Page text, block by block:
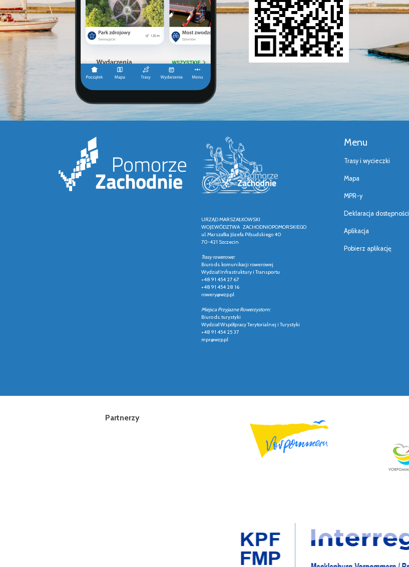
URZĄD MARSZAŁKOWSKI
WOJEWÓDZTWA ZACHODNIOPOMORSKIEGO
ul. Marszałka Józefa Piłsudskiego 40
70-421 Szczecin
Trasy rowerowe:
Biuro ds. komunikacji rowerowej
Wydział Infrastruktury i Transportu
+48 91 454 27 67
+48 91 454 28 16
rowery@wzp.pl
Miejsca Przyjazne Rowerzystom:
Biuro ds. turystyki
Wydział Współpracy Terytorialnej i Turystyki
+48 91 454 25 37
mpr@wzp.pl
Menu
Trasy i wycieczki
Mapa
MPR-y
Deklaracja dostępności
Aplikacja
Pobierz aplikację
Partnerzy